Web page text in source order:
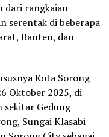
dari rangkaian
serentak di beberapa
Banten, dan
Kota Sorong
Oktober 2025, di
Gedung
Sungai Klasabi